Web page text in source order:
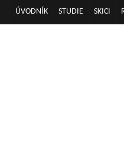
Hlavní menu
ÚVODNÍK STUDIE SKICI